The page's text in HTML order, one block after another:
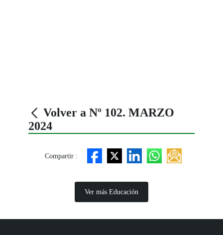
Volver a Nº 102. MARZO
2024
Compartir :
Ver más Educación